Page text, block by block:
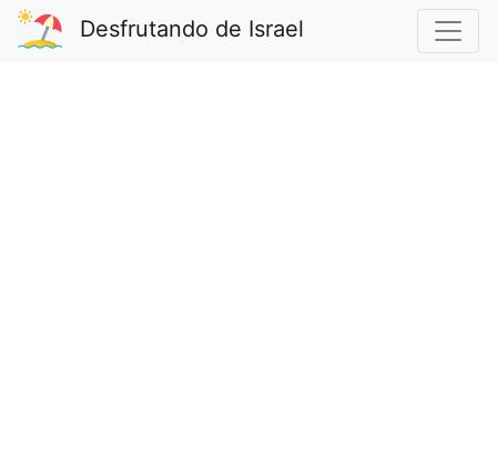
Desfrutando de Israel